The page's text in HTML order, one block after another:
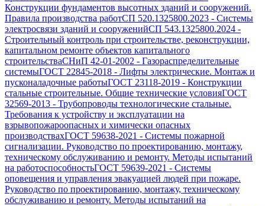
Конструкции фундаментов высотных зданий и сооружений.
Правила производства работСП 520.1325800.2023 - Системы
электросвязи зданий и сооруженийСП 543.1325800.2024 -
Строительный контроль при строительстве, реконструкции,
капитальном ремонте объектов капитального
строительстваСНиП 42-01-2002 - Газораспределительные
системыГОСТ 22845-2018 - Лифты электрические. Монтаж и
пусконаладочные работыГОСТ 23118-2019 - Конструкции
стальные строительные. Общие технические условияГОСТ
32569-2013 - Трубопроводы технологические стальные.
Требования к устройству и эксплуатации на
взрывопожароопасных и химически опасных
производствахГОСТ 59638-2021 - Системы пожарной
сигнализации. Руководство по проектированию, монтажу,
техническому обслуживанию и ремонту. Методы испытаний
на работоспособностьГОСТ 59639-2021 - Системы
оповещения и управления эвакуацией людей при пожаре.
Руководство по проектированию, монтажу, техническому
обслуживанию и ремонту. Методы испытаний на